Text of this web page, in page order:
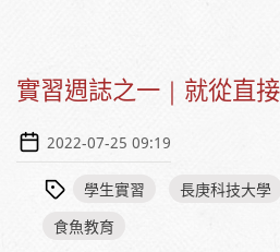
實習週誌之一｜就從直
2022-07-25 09:19
學生實習 長庚科技大學
食魚教育